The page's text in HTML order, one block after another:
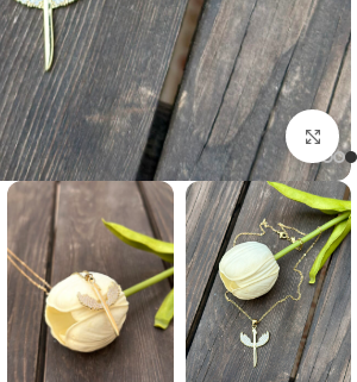
Click to enlarge